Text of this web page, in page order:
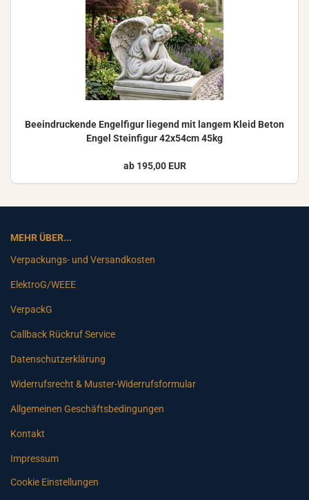
Be­ein­dru­cken­de En­gel­fi­gur lie­gend mit lan­gem Kleid Beton
Engel Stein­fi­gur 42x54cm 45kg
ab 195,00 EUR
MEHR ÜBER...
Verpackungs- und Versandkosten
ElektroG/WEEE
VerpackG
Callback Rückruf Service
Datenschutzerklärung
Widerrufsrecht & Muster-Widerrufsformular
Allgemeinen Geschäftsbedingungen
Kontakt
Impressum
Cookie Einstellungen